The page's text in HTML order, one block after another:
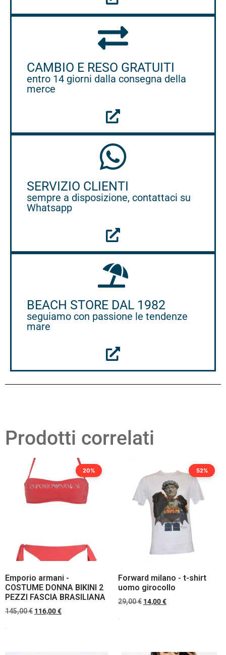
CAMBIO E RESO GRATUITI
entro 14 giorni dalla consegna della
merce
SERVIZIO CLIENTI
sempre a disposizione, contattaci su
Whatsapp
BEACH STORE DAL 1982
seguiamo con passione le tendenze
mare
Prodotti correlati
20%
Emporio armani -
COSTUME DONNA BIKINI 2
PEZZI FASCIA BRASILIANA
145,00€ 116,00€
52%
Forward milano - t-shirt
uomo girocollo
29,00€ 14,00€